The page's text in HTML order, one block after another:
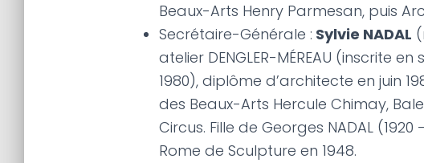
Beaux-Arts Henry Parmesan, puis
Secrétaire-Générale : Sylvie NADAL
atelier DENGLER-MÉREAU (inscrite
1980), diplôme d’architecte en juin
des Beaux-Arts Hercule Chimay,
Circus. Fille de Georges NADAL
Rome de Sculpture en 1948.